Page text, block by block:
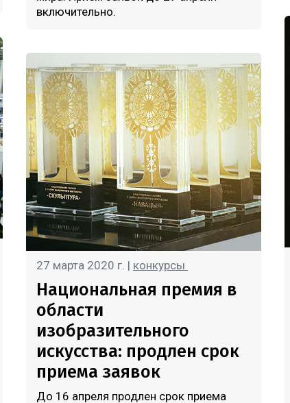
включительно.
27 марта 2020 г. | конкурсы
Национальная премия в
области
изобразительного
искусства: продлен срок
приема заявок
До 16 апреля продлен срок приема